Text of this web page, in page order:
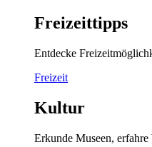
Freizeittipps
Entdecke
Freizeit
Kultur
Erkunde Museen,